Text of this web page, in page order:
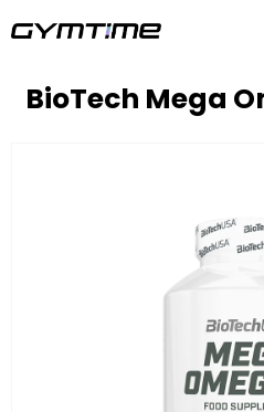
na
BioTech Mega